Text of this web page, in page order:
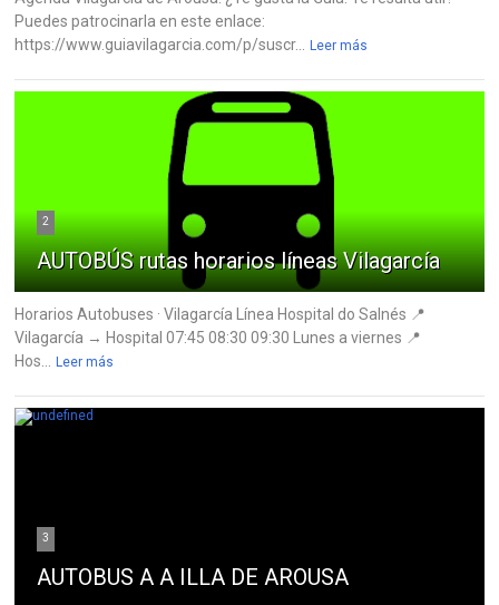
Puedes patrocinarla en este enlace:
https://www.guiavilagarcia.com/p/suscr...
Leer más
2
AUTOBÚS rutas horarios líneas Vilagarcía
Horarios Autobuses · Vilagarcía Línea Hospital do Salnés 📍
Vilagarcía → Hospital 07:45 08:30 09:30 Lunes a viernes 📍
Hos...
Leer más
3
AUTOBUS A A ILLA DE AROUSA